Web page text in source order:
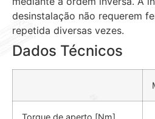
desinstalação não requerem
repetida diversas vezes.
Dados Técnicos
Torque de aperto [Nm]